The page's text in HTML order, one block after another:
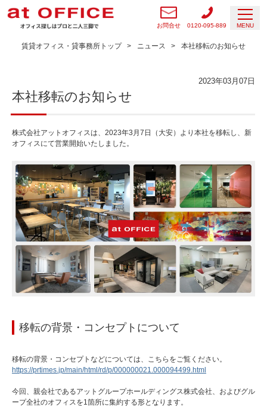
お問合せ 0120-095-889 MENU
賃貸オフィス・貸事務所トップ ニュース 本社移転のお知らせ
2023年03月07日
本社移転のお知らせ
株式会社アットオフィスは、2023年3月7日（大安）より本社を移転し、新
オフィスにて営業開始いたしました。
移転の背景・コンセプトについて
移転の背景・コンセプトなどについては、こちらをご覧ください。
https://prtimes.jp/main/html/rd/p/000000021.000094499.html
今回、親会社であるアットグループホールディングス株式会社、およびグル
ープ全社のオフィスを1箇所に集約する形となります。